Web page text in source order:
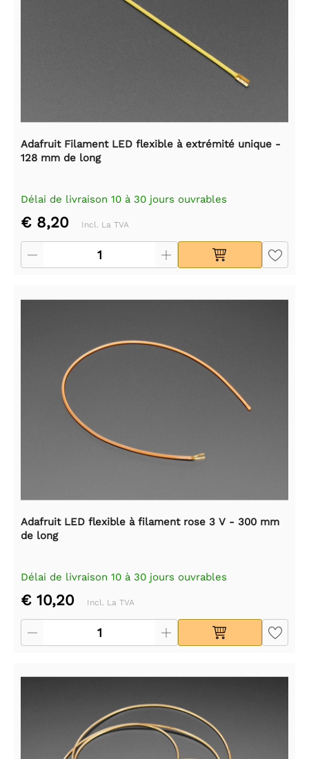
Adafruit Filament LED flexible à extrémité unique -
128 mm de long
Délai de livraison 10 à 30 jours ouvrables
€ 8,20 Incl. La TVA
Adafruit LED flexible à filament rose 3 V - 300 mm
de long
Délai de livraison 10 à 30 jours ouvrables
€ 10,20 Incl. La TVA